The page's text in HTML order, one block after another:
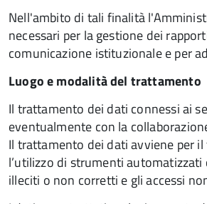
Nell'ambito di tali finalità
necessari per la gestione dei
comunicazione istituzionale e per
Luogo e modalità del trattamento
Il trattamento dei dati connessi ai
eventualmente con la
Il trattamento dei dati avviene per
l’utilizzo di strumenti
illeciti o non corretti e gli accessi